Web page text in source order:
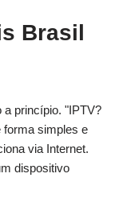
Brasil
a princípio. "IPTV?
forma simples e
via Internet.
dispositivo